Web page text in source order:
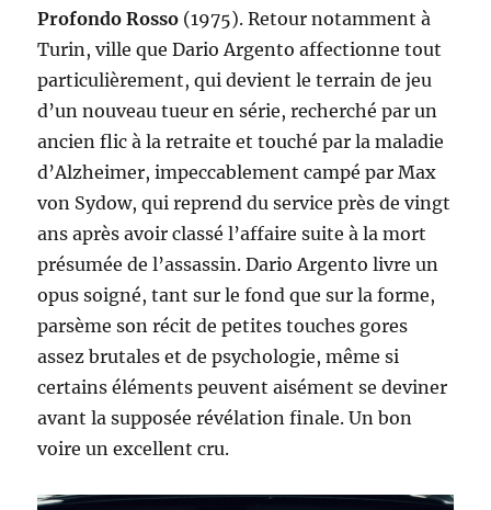
Profondo Rosso (1975). Retour notamment à
Turin, ville que Dario Argento affectionne tout
particulièrement, qui devient le terrain de jeu
d’un nouveau tueur en série, recherché par un
ancien flic à la retraite et touché par la maladie
d’Alzheimer, impeccablement campé par Max
von Sydow, qui reprend du service près de vingt
ans après avoir classé l’affaire suite à la mort
présumée de l’assassin. Dario Argento livre un
opus soigné, tant sur le fond que sur la forme,
parsème son récit de petites touches gores
assez brutales et de psychologie, même si
certains éléments peuvent aisément se deviner
avant la supposée révélation finale. Un bon
voire un excellent cru.